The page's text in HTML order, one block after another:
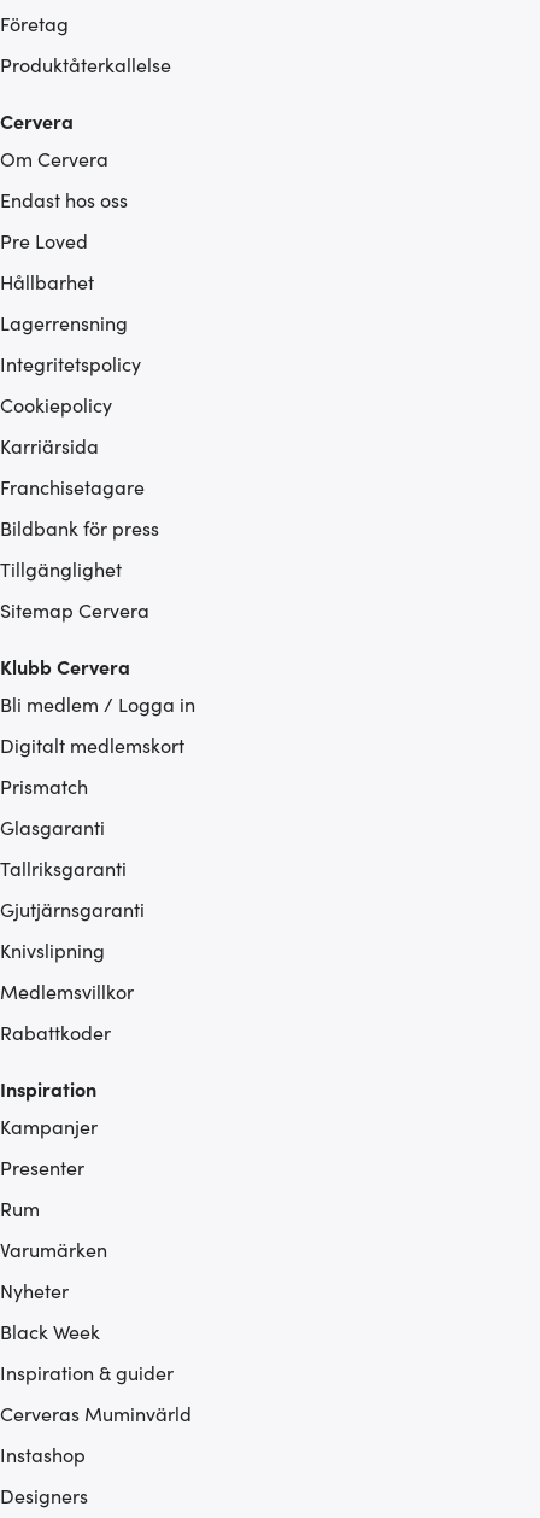
Företag
Produktåterkallelse
Cervera
Om Cervera
Endast hos oss
Pre Loved
Hållbarhet
Lagerrensning
Integritetspolicy
Cookiepolicy
Karriärsida
Franchisetagare
Bildbank för press
Tillgänglighet
Sitemap Cervera
Klubb Cervera
Bli medlem / Logga in
Digitalt medlemskort
Prismatch
Glasgaranti
Tallriksgaranti
Gjutjärnsgaranti
Knivslipning
Medlemsvillkor
Rabattkoder
Inspiration
Kampanjer
Presenter
Rum
Varumärken
Nyheter
Black Week
Inspiration & guider
Cerveras Muminvärld
Instashop
Designers